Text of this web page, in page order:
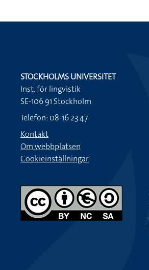
STOCKHOLMS UNIVERSITET
Inst. för lingvistik
SE-106 91 Stockholm
Telefon: 08-16 23 47
Kontakt
Om webbplatsen
Cookieinställningar